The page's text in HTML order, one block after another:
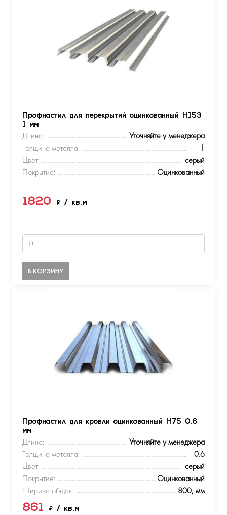
Профнастил для перекрытий оцинкованный Н153
1 мм
Длина:
Уточняйте у менеджера
Толщина металла:
1
Цвет:
серый
Покрытие:
Оцинкованный
1820 ₽ / кв.м
В КОРЗИНУ
Профнастил для кровли оцинкованный Н75 0.6
мм
Длина:
Уточняйте у менеджера
Толщина металла:
0.6
Цвет:
серый
Покрытие:
Оцинкованный
Ширина общая:
800, мм
861 ₽ / кв.м